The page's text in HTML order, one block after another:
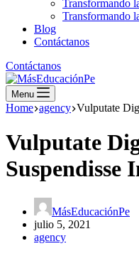
Transformando
Transformando
Blog
Contáctanos
Contáctanos
Menu
Home agency Vulputate
Vulputate
Suspendisse
MásEducaciónPe
julio 5, 2021
agency